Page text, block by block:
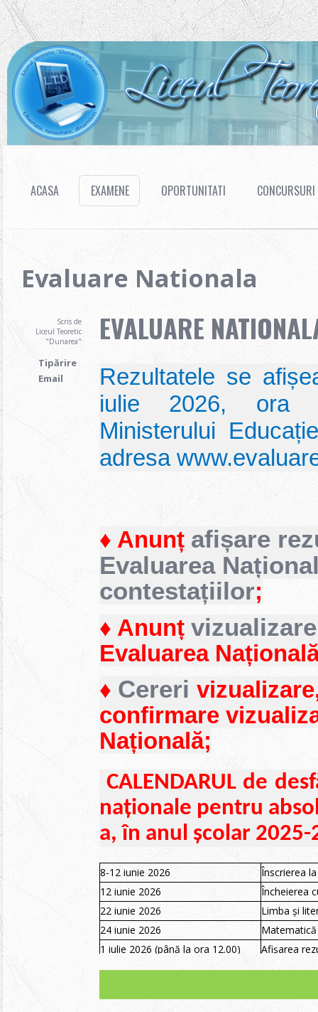
ACASA EXAMENE OPORTUNITATI CONCURSURI
Evaluare Nationala
Scris de
Liceul Teoretic
"Dunarea"
Tipărire
Email
EVALUARE
Rezultatele se
iulie 2026, ora
Ministerului
adresa
♦ Anunț afișare
Evaluarea
contestațiilor;
♦ Anunț
Evaluarea
♦ Cereri
confirmare
Națională;
CALENDARUL de
naționale pentru
a, în anul școlar 2025-
8-12 iunie 2026
Înscrierea
12 iunie 2026
Încheierea
22 iunie 2026
Limba și
24 iunie 2026
1 iulie 2026 (până la ora 12.00)
Afișarea
2-3 iulie 2026 (ora 14.00-ora 18.00)